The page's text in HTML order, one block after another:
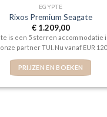
EGYPTE
Rixos Premium Seagate
€1.209,00
is een 5 sterren accommodatie
partner TUI. Nu vanaf EUR
PRIJZEN EN BOEKEN